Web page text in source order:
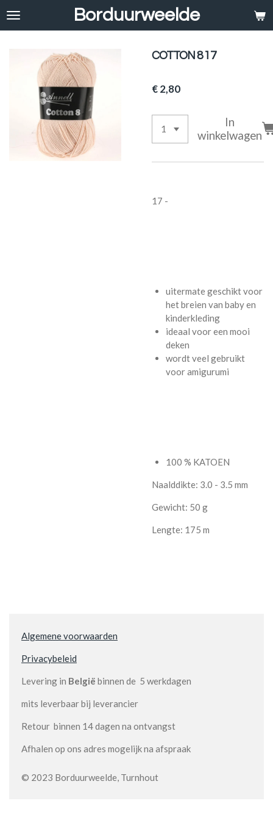
Ga
hoofdinhoud
Borduurweelde
COTTON 8 17
€ 2,80
In
winkelwagen
17 -
uitermate geschikt voor
het breien van baby en
kinderkleding
ideaal voor een mooi
deken
wordt veel gebruikt
voor amigurumi
100 % KATOEN
Naalddikte: 3.0 - 3.5 mm
Gewicht: 50 g
Lengte: 175 m
Algemene voorwaarden
Privacybeleid
Levering in België binnen de 5 werkdagen
mits leverbaar bij leverancier
Retour binnen 14 dagen na ontvangst
Afhalen op ons adres mogelijk na afspraak
© 2023 Borduurweelde, Turnhout